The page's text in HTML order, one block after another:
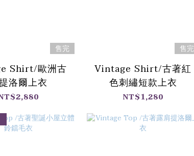
售完
Shirt/歐洲古
洛爾上衣
售完
Vintage Shirt/古著紅
色刺繡短款上衣
NT$1,280